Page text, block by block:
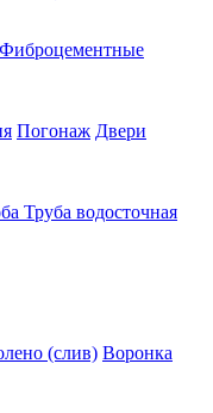
Фиброцементные
Погонаж Двери
Труба водосточная
(слив) Воронка